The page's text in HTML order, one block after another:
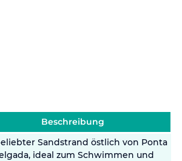
Beschreibung
Sandstrand östlich von Ponta
ideal zum Schwimmen und